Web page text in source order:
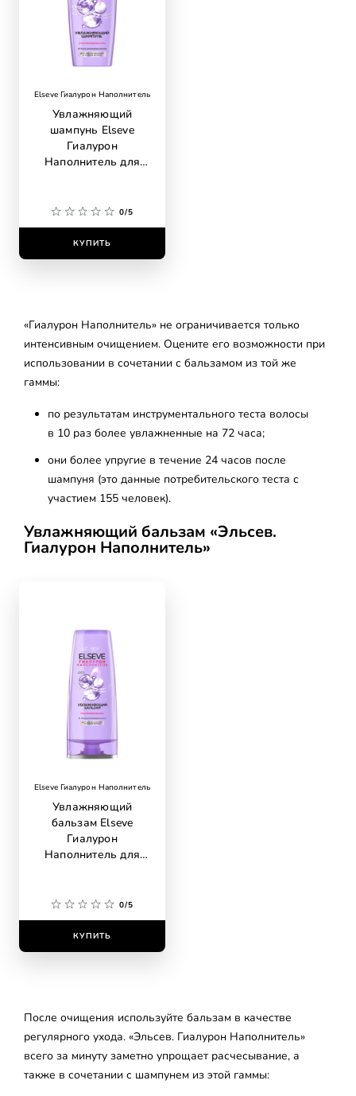
Elseve Гиалурон Наполнитель
Увлажняющий
шампунь Elseve
Гиалурон
Наполнитель для
гиалуроновой
кислотой, 400 мл
0/5
КУПИТЬ
«Гиалурон Наполнитель» не ограничивается только
интенсивным очищением. Оцените его возможности при
использовании в сочетании с бальзамом из той же
гаммы:
по результатам инструментального теста волосы
в 10 раз более увлажненные на 72 часа;
они более упругие в течение 24 часов после
шампуня (это данные потребительского теста с
участием 155 человек).
Увлажняющий бальзам «Эльсев.
Гиалурон Наполнитель»
Elseve Гиалурон Наполнитель
Увлажняющий
бальзам Elseve
Гиалурон
Наполнитель для
гиалуроновой
кислотой, 400 мл
0/5
КУПИТЬ
После очищения используйте бальзам в качестве
регулярного ухода. «Эльсев. Гиалурон Наполнитель»
всего за минуту заметно упрощает расчесывание, а
также в сочетании с шампунем из этой гаммы: